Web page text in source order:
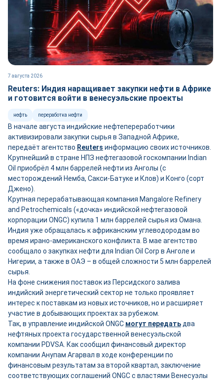
7 августа 2026
Reuters: Индия наращивает закупки нефти в Африке
и готовится войти в венесуэльские проекты
нефть переработка нефти
В начале августа индийские нефтепереработчики
активизировали закупки сырья в Западной Африке,
передаёт агентство Reuters информацию своих источников.
Крупнейший в стране НПЗ нефтегазовой госкомпании Indian
Oil приобрёл 4 млн баррелей нефти из Анголы (с
месторождений Немба, Сакси-Батуке и Клов) и Конго (сорт
Джено).
Крупная перерабатывающая компания Mangalore Refinery
and Petrochemicals («дочка» индийской нефтегазовой
корпорации ONGC) купила 1 млн баррелей сырья из Омана.
Индия уже обращалась к африканским углеводородам во
время ирано-американского конфликта. В мае агентство
сообщало о закупках нефти для Indian Oil Corp в Анголе и
Нигерии, а также в ОАЭ – в общей сложности 5 млн баррелей
сырья.
На фоне снижения поставок из Персидского залива
индийский энергетический сектор не только проявляет
интерес к поставкам из новых источников, но и расширяет
участие в добывающих проектах за рубежом.
Так, в управление индийской ONGC могут передать два
нефтяных проекта государственной венесуэльской
компании PDVSA. Как сообщил финансовый директор
компании Анупам Агарвал в ходе конференции по
финансовым результатам за второй квартал, заключение
соответствующих соглашений ONGC с властями Венесуэлы